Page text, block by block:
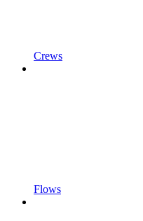
Crews
Flows